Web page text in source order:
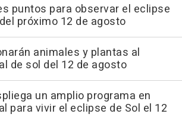
puntos para observar el eclipse
próximo 12 de agosto
animales y plantas al
de sol del 12 de agosto
un amplio programa en
para vivir el eclipse de Sol el 12